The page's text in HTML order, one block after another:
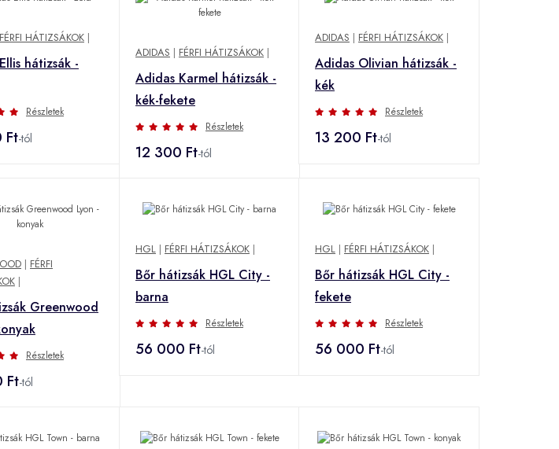
FÉRFI HÁTIZSÁKOK |
hátizsák -
Részletek
Ft-tól
ADIDAS | FÉRFI HÁTIZSÁKOK |
Adidas Karmel hátizsák -
kék-fekete
Részletek
12 300 Ft-tól
ADIDAS | FÉRFI HÁTIZSÁKOK |
Adidas Olivian hátizsák -
kék
Részletek
13 200 Ft-tól
| FÉRFI
|
Greenwood
Részletek
Ft-tól
HGL | FÉRFI HÁTIZSÁKOK |
Bőr hátizsák HGL City -
barna
Részletek
56 000 Ft-tól
HGL | FÉRFI HÁTIZSÁKOK |
Bőr hátizsák HGL City -
fekete
Részletek
56 000 Ft-tól